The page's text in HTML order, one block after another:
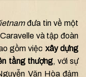
đưa tin về một
và tập đoàn
gồm việc xây dựng
tầng thượng, với sự
Văn Hòa đảm